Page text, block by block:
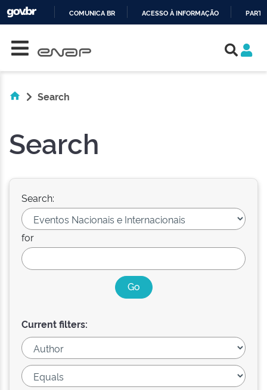
COMUNICA BR ACESSO À INFORMAÇÃO
Search
Search
Search:
for
Current filters: